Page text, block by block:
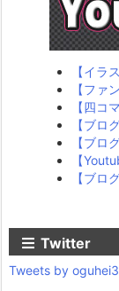
【イラ
【ファ
【四コ
【ブロ
【ブロ
【
【ブロ
Twitter
Tweets by oguhei3